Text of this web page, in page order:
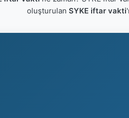
oluşturulan SYKE iftar vakti